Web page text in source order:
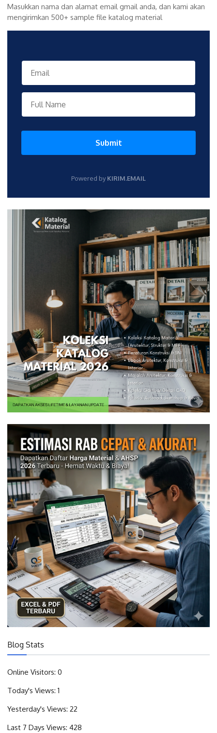
Masukkan nama dan alamat email gmail anda, dan kami akan
mengirimkan 500+ sample file katalog material
Submit
Powered byKIRIM.EMAIL
Blog Stats
Online Visitors: 0
Today's Views: 1
Yesterday's Views: 22
Last 7 Days Views: 428